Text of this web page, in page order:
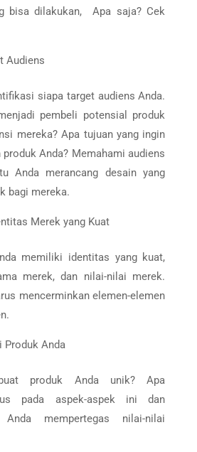
bisa dilakukan, Apa saja? Cek
Audiens
siapa target audiens Anda.
pembeli potensial produk
mereka? Apa tujuan yang ingin
Anda? Memahami audiens
Anda merancang desain yang
bagi mereka.
Merek yang Kuat
memiliki identitas yang kuat,
merek, dan nilai-nilai merek.
mencerminkan elemen-elemen
Produk Anda
produk Anda unik? Apa
pada aspek-aspek ini dan
mempertegas nilai-nilai